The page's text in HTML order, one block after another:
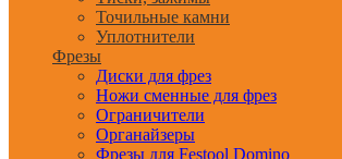
Точильные камни
Уплотнители
Фрезы
Диски для фрез
Ножи сменные для фрез
Ограничители
Органайзеры
Фрезы для Festool Domino